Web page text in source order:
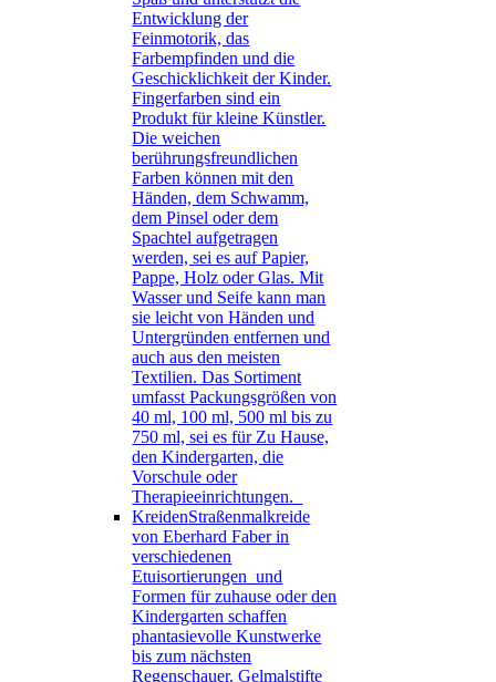
Entwicklung der
Feinmotorik, das
Farbempfinden und die
Geschicklichkeit der Kinder.
Fingerfarben sind ein
Produkt für kleine Künstler.
Die weichen
berührungsfreundlichen
Farben können mit den
Händen, dem Schwamm,
dem Pinsel oder dem
Spachtel aufgetragen
werden, sei es auf Papier,
Pappe, Holz oder Glas. Mit
Wasser und Seife kann man
sie leicht von Händen und
Untergründen entfernen und
auch aus den meisten
Textilien. Das Sortiment
umfasst Packungsgrößen von
40 ml, 100 ml, 500 ml bis zu
750 ml, sei es für Zu Hause,
den Kindergarten, die
Vorschule oder
Therapieeinrichtungen.
KreidenStraßenmalkreide
von Eberhard Faber in
verschiedenen
Etuisortierungen und
Formen für zuhause oder den
Kindergarten schaffen
phantasievolle Kunstwerke
bis zum nächsten
Regenschauer. Gelmalstifte